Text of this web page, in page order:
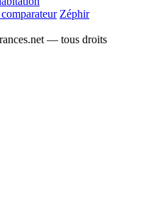
Zéphir
— tous droits